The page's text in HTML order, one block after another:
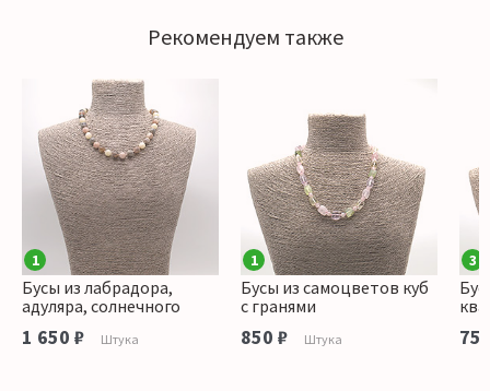
Рекомендуем также
1
Бусы из лабрадора,
адуляра, солнечного
1 650 ₽ Штука
1
Бусы из самоцветов куб
с гранями
850 ₽ Штука
3